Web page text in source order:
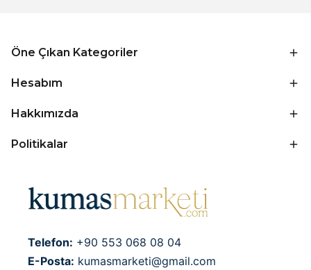
Öne Çıkan Kategoriler
Hesabım
Hakkımızda
Politikalar
Telefon: +90 553 068 08 04
E-Posta: kumasmarketi@gmail.com